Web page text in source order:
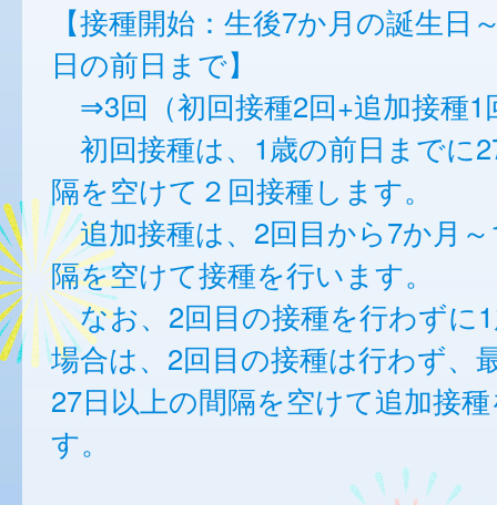
【接種開始：生後7か月の誕生日
日の前日まで】
⇒3回（初回接種2回+追加接種1
初回接種は、1歳の前日までに
隔を空けて２回接種します。
追加接種は、2回目から7か月～
隔を空けて接種を行います。
なお、2回目の接種を行わずに
場合は、2回目の接種は行わず、
27日以上の間隔を空けて追加接
す。